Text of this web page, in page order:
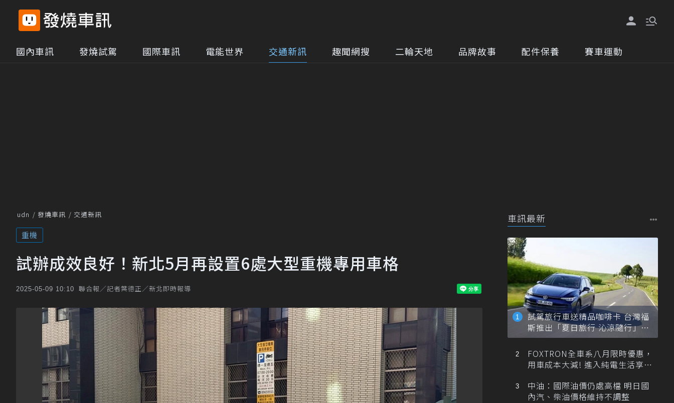
國內車訊 發燒試駕 國際車訊 電能世界 交通新訊 趣聞網搜 二輪天地 品牌故事 配件保養 賽車運動
udn 發燒車訊 交通新訊
重機
試辦成效良好！新北5月再設置6處大型重機專用車格
2025-05-09 10:10 聯合報／記者葉德正／新北即時報導
車訊最新
試駕旅行車送精品咖啡卡 台灣福
斯推出「夏日旅行 沁涼隨行」活
動
FOXTRON全車系八月限時優惠，
用車成本大減! 進入純電生活享
中油：國際油價仍處高檔 明日國
內汽、柴油價格維持不調整